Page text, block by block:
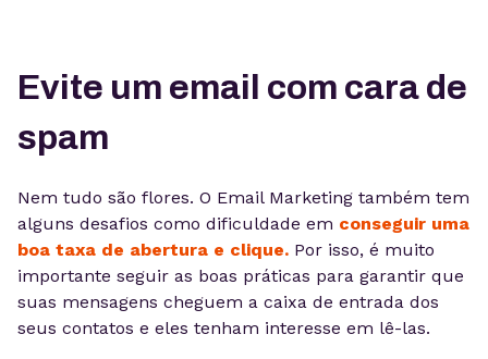
Evite um email com cara de
spam
Nem tudo são flores. O Email Marketing também tem
alguns desafios como dificuldade em conseguir uma
boa taxa de abertura e clique. Por isso, é muito
importante seguir as boas práticas para garantir que
suas mensagens cheguem a caixa de entrada dos
seus contatos e eles tenham interesse em lê-las.